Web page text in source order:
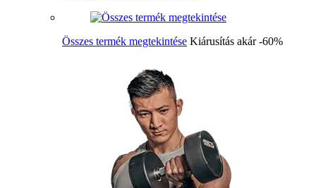
Összes termék megtekintése Kiárusítás akár -60%